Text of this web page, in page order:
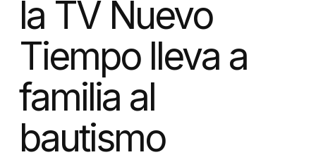
la TV Nuevo
Tiempo lleva a
familia al
bautismo